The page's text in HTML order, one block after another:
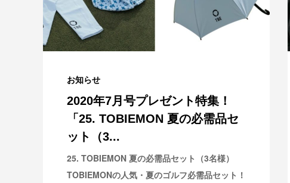
お知らせ
2020年7月号プレゼント特集！
「25. TOBIEMON 夏の必需品セ
ット（3...
25. TOBIEMON 夏の必需品セット（3名様）
TOBIEMONの人気・夏のゴルフ必需品セット！